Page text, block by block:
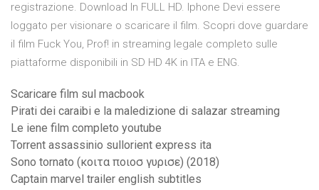
registrazione. Download In FULL HD. Iphone Devi essere
loggato per visionare o scaricare il film. Scopri dove guardare
il film Fuck You, Prof! in streaming legale completo sulle
piattaforme disponibili in SD HD 4K in ITA e ENG.
Scaricare film sul macbook
Pirati dei caraibi e la maledizione di salazar streaming
Le iene film completo youtube
Torrent assassinio sullorient express ita
Sono tornato (κοιτα ποιοσ γυρισε) (2018)
Captain marvel trailer english subtitles